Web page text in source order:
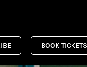
BOOK TICKETS